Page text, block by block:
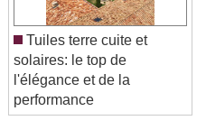
Tuiles terre cuite et
solaires: le top de
l'élégance et de la
performance